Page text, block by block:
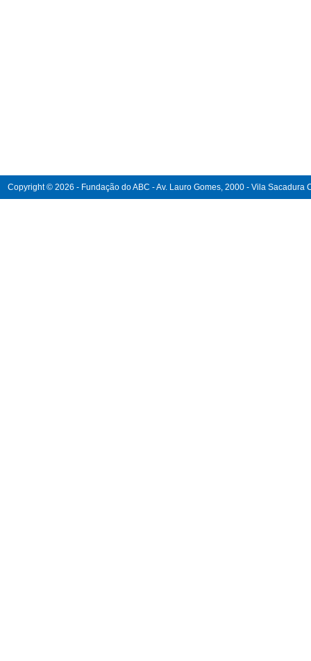
Copyright © 2026 - Fundação do ABC - Av. Lauro Gomes, 2000 - Vila